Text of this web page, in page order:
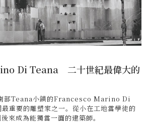
Di Teana 二十世紀最偉大的
部Teana小鎮的Francesco Marino Di
重要的雕塑家之一。從小在工地當學徒的
來成為能獨當一面的建築師。